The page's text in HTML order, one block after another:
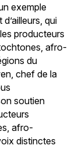
exemple
qui
producteurs
afro-
du
chef de la
soutien
afro-
distinctes